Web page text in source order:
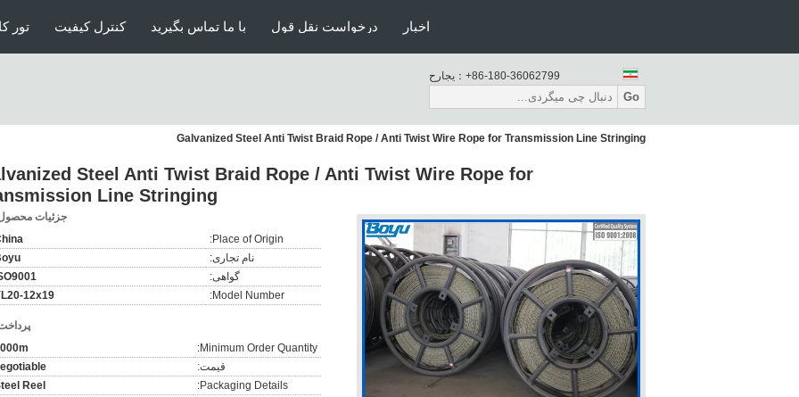
تور کنترل کیفیت با ما تماس بگیرید درخواست نقل قول اخبار
حراجی： +86-180-36062799
Go
Galvanized Steel Anti Twist Braid Rope / Anti Twist Wire Rope for Transmission Line Stringing
Steel Anti Twist Braid Rope / Anti Twist Wire Rope for
Line Stringing
جزئیات
Place of Origin:
نام تجاری:
گواهی:
Model Number:
12x19
Minimum Order Quantity:
قیمت:
Packaging Details:
Reel